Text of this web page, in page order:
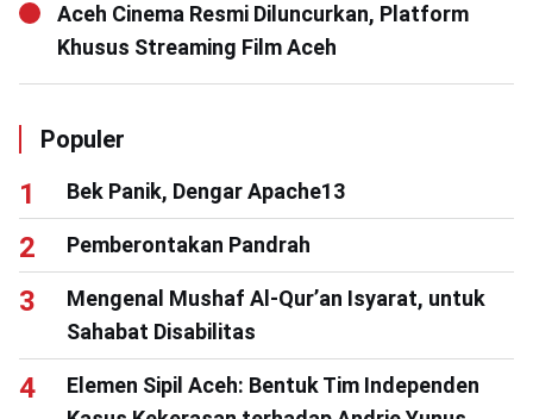
Aceh Cinema Resmi Diluncurkan, Platform
Khusus Streaming Film Aceh
Populer
Bek Panik, Dengar Apache13
Pemberontakan Pandrah
Mengenal Mushaf Al-Qur’an Isyarat, untuk
Sahabat Disabilitas
Elemen Sipil Aceh: Bentuk Tim Independen